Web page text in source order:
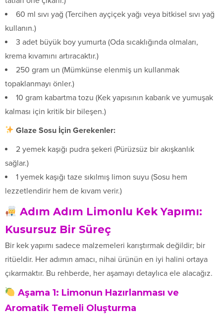
60 ml sıvı yağ (Tercihen ayçiçek yağı veya bitkisel sıvı yağ
kullanın.)
3 adet büyük boy yumurta (Oda sıcaklığında olmaları,
krema kıvamını artıracaktır.)
250 gram un (Mümkünse elenmiş un kullanmak
topaklanmayı önler.)
10 gram kabartma tozu (Kek yapısının kabarık ve yumuşak
kalması için kritik bir bileşen.)
Glaze Sosu İçin Gerekenler:
2 yemek kaşığı pudra şekeri (Pürüzsüz bir akışkanlık
sağlar.)
1 yemek kaşığı taze sıkılmış limon suyu (Sosu hem
lezzetlendirir hem de kıvam verir.)
Adım Adım Limonlu Kek Yapımı:
Kusursuz Bir Süreç
Bir kek yapımı sadece malzemeleri karıştırmak değildir; bir
ritüeldir. Her adımın amacı, nihai ürünün en iyi halini ortaya
çıkarmaktır. Bu rehberde, her aşamayı detaylıca ele alacağız.
Aşama 1: Limonun Hazırlanması ve
Aromatik Temeli Oluşturma